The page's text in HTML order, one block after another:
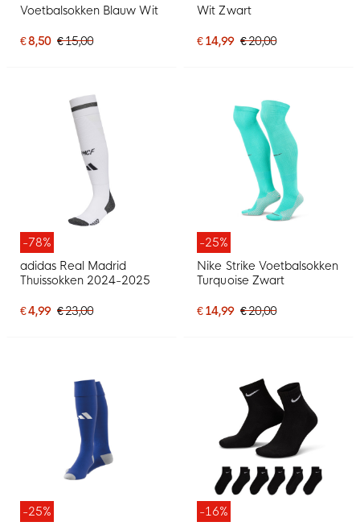
Voetbalsokken Blauw Wit
€ 8,50 € 15,00
Wit Zwart
€ 14,99 € 20,00
-78%
adidas Real Madrid
Thuissokken 2024-2025
€ 4,99 € 23,00
-25%
Nike Strike Voetbalsokken
Turquoise Zwart
€ 14,99 € 20,00
-25%
-16%